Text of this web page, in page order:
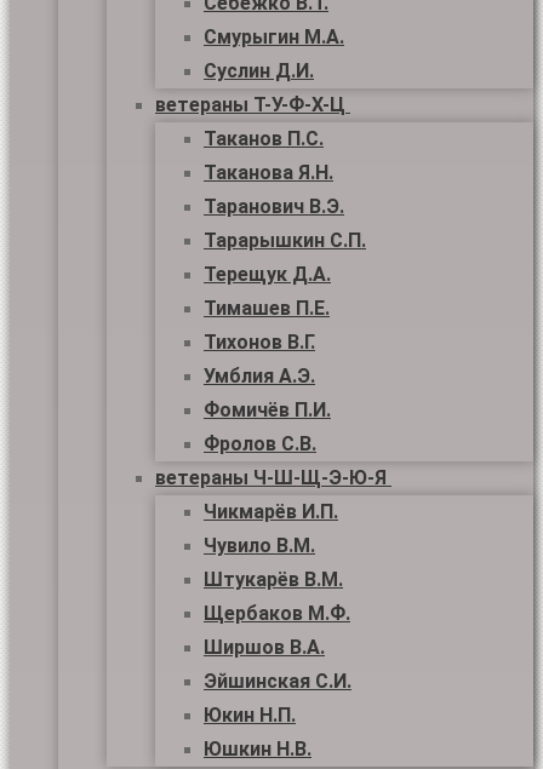
Смурыгин М.А.
Суслин Д.И.
ветераны Т-У-Ф-Х-Ц
Таканов П.С.
Таканова Я.Н.
Таранович В.Э.
Тарарышкин С.П.
Терещук Д.А.
Тимашев П.Е.
Тихонов В.Г.
Умблия А.Э.
Фомичёв П.И.
Фролов С.В.
ветераны Ч-Ш-Щ-Э-Ю-Я
Чикмарёв И.П.
Чувило В.М.
Штукарёв В.М.
Щербаков М.Ф.
Ширшов В.А.
Эйшинская С.И.
Юкин Н.П.
Юшкин Н.В.